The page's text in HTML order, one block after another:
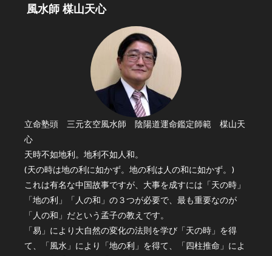
風水師 楳山天心
立命塾頭 三元玄空風水師 陰陽道運命鑑定師範 楳山天
心
天時不如地利。地利不如人和。
(天の時は地の利に如かず。地の利は人の和に如かず。)
これは有名な中国故事ですが、大事を成すには「天の時」
「地の利」「人の和」の３つが必要で、最も重要なのが
「人の和」だという孟子の教えです。
「易」により大自然の変化の法則を学び「天の時」を得
て、「風水」により「地の利」を得て、「四柱推命」によ